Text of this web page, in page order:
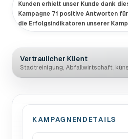
Kunden erhielt unser Kunde dank
Kampagne 71 positive Antworten für
die Erfolgsindikatoren unserer
Vertraulicher Klient
KAMPAGNENDETAILS